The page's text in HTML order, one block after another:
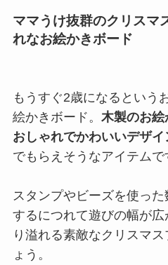
ママうけ抜群のクリスマ
れなお絵かきボード
もうすぐ2歳になるという
絵かきボード。 木製のお絵
おしゃれでかわいいデザイ
でもらえそうなアイテムで
スタンプやビーズを使っ
するにつれて遊びの幅が
り溢れる素敵なクリスマ
ょう。